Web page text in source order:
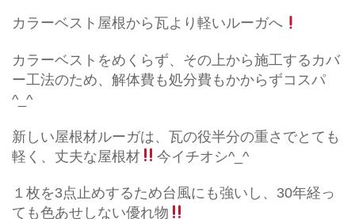
カラーベスト屋根から瓦より軽いルーガへ
カラーベストをめくらず、その上から施工するカバ
ー工法のため、解体費も処分費もかからずコスパ
^_^
新しい屋根材ルーガは、瓦の役半分の重さでとても
軽く、丈夫な屋根材
今イチオシ^_^
１枚を3点止めするため台風にも強いし、30年経っ
ても色あせしない優れ物